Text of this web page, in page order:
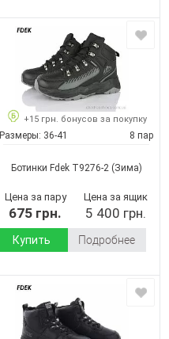
+15 грн. бонусов за покупку
Размеры: 36-41 8 пар
Ботинки Fdek T9276-2(Зима)
Цена за пару
675 грн.
Цена за ящик
5 400 грн.
Купить Подробнее